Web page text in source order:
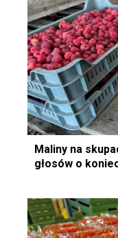
Maliny na
głosów o